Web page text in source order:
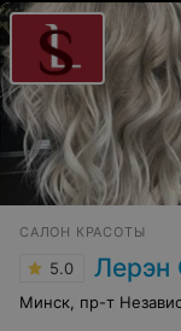
САЛОН КРАСОТЫ
5.0 Лерэн
Минск, пр-т